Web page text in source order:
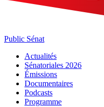
Public Sénat
Actualités
Sénatoriales 2026
Émissions
Documentaires
Podcasts
Programme